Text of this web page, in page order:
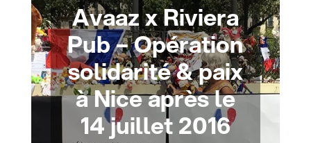
Avaaz x Riviera
Pub – Opération
solidarité & paix
à Nice après le
14 juillet 2016